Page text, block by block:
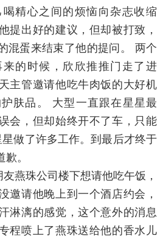
精心之间的烦恼向杂志收缩
提出好的建议，但却被打致，
混蛋来结束了他的提问。 两个
来的时候，欣欣推推门走了进
主管邀请他吃牛肉饭的大好机
肤品。 大型一直跟在星星最
会，但却始终开不了车，只能
做了许多工作。到最后才终于
。
燕珠公司楼下想请他吃午饭，
邀请他晚上到一个酒店约会，
淋漓的感觉，这个意外的消息
程喷上了燕珠送给他的香水儿